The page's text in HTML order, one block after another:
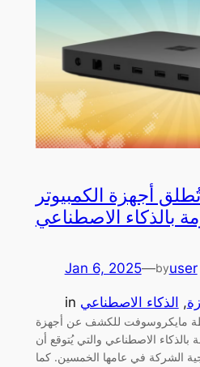
أجهزة الكمبيوتر
بالذكاء الاصطناعي
Jan 6, 2025—byuser
in , الذكاء الاصطناعي
مايكروسوفت للكشف عن أجهزة
بالذكاء الاصطناعي والتي يُتوقع أن
الشركة في عامها الخمسين. كما